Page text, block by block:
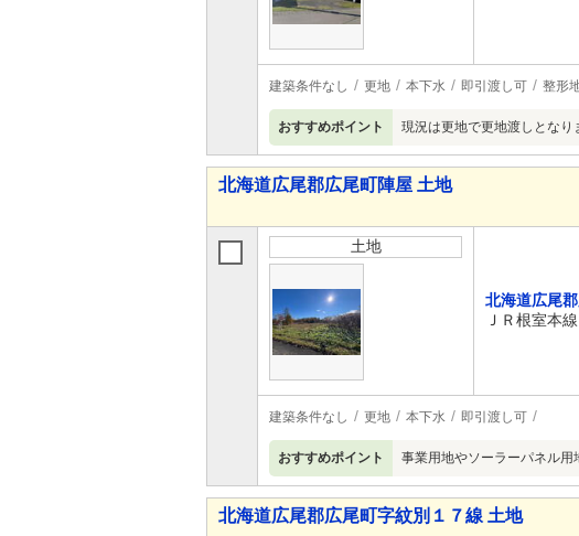
建築条件なし 更地 本下水 即引渡し可 整形
おすすめポイント 現況は更地で更地渡しとなり
北海道広尾郡広尾町陣屋 土地
土地
北海道広尾
ＪＲ根室本
建築条件なし 更地 本下水 即引渡し可
おすすめポイント 事業用地やソーラーパネル用
北海道広尾郡広尾町字紋別１７線 土地